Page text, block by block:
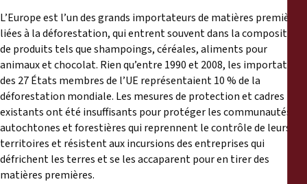
L’Europe est l’un des grands importateurs de matières premières
liées à la déforestation, qui entrent souvent dans la composition
de produits tels que shampoings, céréales, aliments pour
animaux et chocolat. Rien qu’entre 1990 et 2008, les importations
des 27 États membres de l’UE représentaient 10 % de la
déforestation mondiale. Les mesures de protection et cadres
existants ont été insuffisants pour protéger les communautés
autochtones et forestières qui reprennent le contrôle de leurs
territoires et résistent aux incursions des entreprises qui
défrichent les terres et se les accaparent pour en tirer des
matières premières.